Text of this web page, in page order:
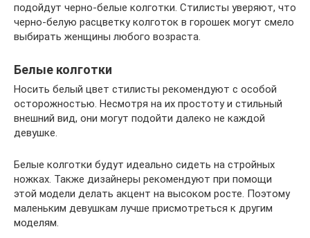
подойдут черно-белые колготки. Стилисты уверяют, что
черно-белую расцветку колготок в горошек могут смело
выбирать женщины любого возраста.
Белые колготки
Носить белый цвет стилисты рекомендуют с особой
осторожностью. Несмотря на их простоту и стильный
внешний вид, они могут подойти далеко не каждой
девушке.
Белые колготки будут идеально сидеть на стройных
ножках. Также дизайнеры рекомендуют при помощи
этой модели делать акцент на высоком росте. Поэтому
маленьким девушкам лучше присмотреться к другим
моделям.